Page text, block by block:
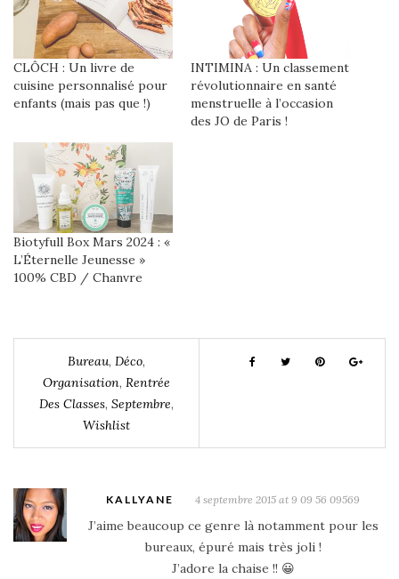
CLÔCH : Un livre de
cuisine personnalisé pour
enfants (mais pas que !)
INTIMINA : Un classement
révolutionnaire en santé
menstruelle à l’occasion
des JO de Paris !
Biotyfull Box Mars 2024 : «
L’Éternelle Jeunesse »
100% CBD / Chanvre
Bureau, Déco,
Organisation, Rentrée
Des Classes, Septembre,
Wishlist
KALLYANE 4 septembre 2015 at 9 09 56 09569
J’aime beaucoup ce genre là notamment pour les
bureaux, épuré mais très joli !
J’adore la chaise !! 😀